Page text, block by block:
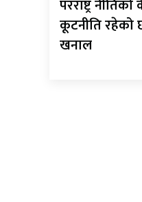
परराष्ट्र
कूटनीति रहेको छ
खनाल